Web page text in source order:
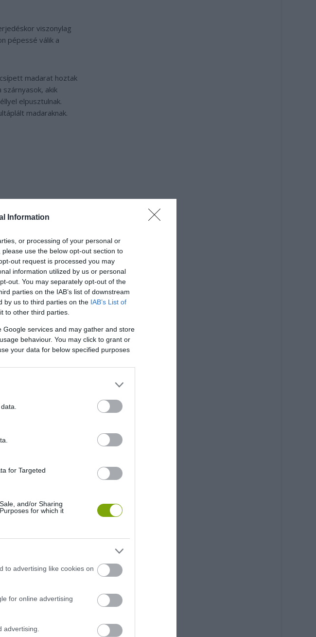
Information
or processing of your personal or
use the below opt-out section to
out request is processed you may
information utilized by us or personal
out. You may separately opt-out of the
parties on the IAB’s list of downstream
by us to third parties on the IAB’s List of
to other third parties.
services and may gather and store
behaviour. You may click to grant or
your data for below specified purposes
for Targeted
and/or Sharing
for which it
to advertising like cookies on
for online advertising
advertising.
viszonylag
pépessé válik a
madarat hoztak
akik
elpusztulnak.
madaraknak.
viselkedés, ami
előtt.
sűrűbb állagú,